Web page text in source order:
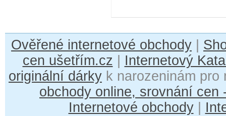
Ověřené internetové obchody
cen ušetřím.cz
Internetový
originální dárky k narozeninám
obchody online, srovnání cen
Internetové obchody|